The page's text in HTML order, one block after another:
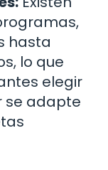
hasta
lo que
elegir
se adapte